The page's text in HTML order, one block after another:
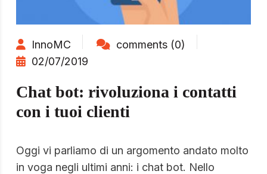
InnoMC
comments (0)
02/07/2019
Chat bot: rivoluziona i contatti
con i tuoi clienti
Oggi vi parliamo di un argomento andato molto
in voga negli ultimi anni: i chat bot. Nello